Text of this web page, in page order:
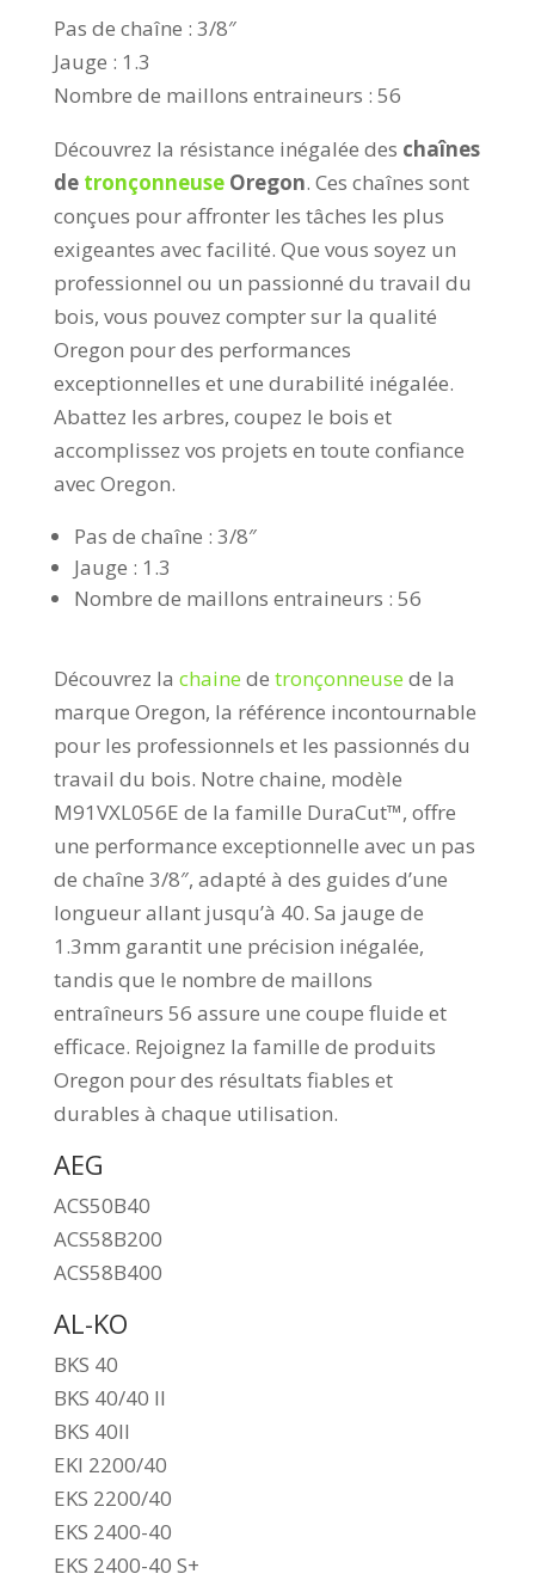
Pas de chaîne : 3/8″
Jauge : 1.3
Nombre de maillons entraineurs : 56
Découvrez la résistance inégalée des chaînes
de tronçonneuseOregon. Ces chaînes sont
conçues pour affronter les tâches les plus
exigeantes avec facilité. Que vous soyez un
professionnel ou un passionné du travail du
bois, vous pouvez compter sur la qualité
Oregon pour des performances
exceptionnelles et une durabilité inégalée.
Abattez les arbres, coupez le bois et
accomplissez vos projets en toute confiance
avec Oregon.
Pas de chaîne : 3/8″
Jauge : 1.3
Nombre de maillons entraineurs : 56
Découvrez la chainede tronçonneusede la
marque Oregon, la référence incontournable
pour les professionnels et les passionnés du
travail du bois. Notre chaine, modèle
M91VXL056E de la famille DuraCut™, offre
une performance exceptionnelle avec un pas
de chaîne 3/8″, adapté à des guides d’une
longueur allant jusqu’à 40. Sa jauge de
1.3mm garantit une précision inégalée,
tandis que le nombre de maillons
entraîneurs 56 assure une coupe fluide et
efficace. Rejoignez la famille de produits
Oregon pour des résultats fiables et
durables à chaque utilisation.
AEG
ACS50B40
ACS58B200
ACS58B400
AL-KO
BKS 40
BKS 40/40 II
BKS 40II
EKI 2200/40
EKS 2200/40
EKS 2400-40
EKS 2400-40 S+